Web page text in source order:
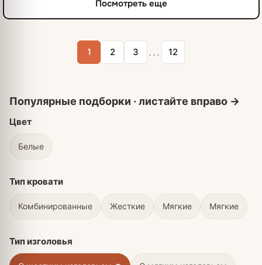
Посмотреть еще
1 2 3 ... 12
Цвет
Белые
Тип кровати
Комбинированные Жесткие Мягкие Мягкие
Тип изголовья